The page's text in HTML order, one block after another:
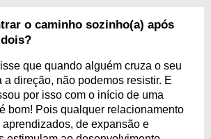
o caminho sozinho(a) após
que quando alguém cruza o seu
a direção, não podemos resistir. E
por isso com o início de uma
bom! Pois qualquer relacionamento
de expansão e